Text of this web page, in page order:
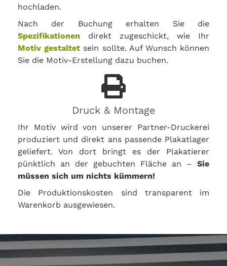
hochladen.
Nach der Buchung erhalten Sie die
Spezifikationen direkt zugeschickt, wie Ihr
Motiv gestaltet sein sollte. Auf Wunsch können
Sie die Motiv-Erstellung dazu buchen.
Druck & Montage
Ihr Motiv wird von unserer Partner-Druckerei
produziert und direkt ans passende Plakatlager
geliefert. Von dort bringt es der Plakatierer
pünktlich an der gebuchten Fläche an – Sie
müssen sich um nichts kümmern!
Die Produktionskosten sind transparent im
Warenkorb ausgewiesen.